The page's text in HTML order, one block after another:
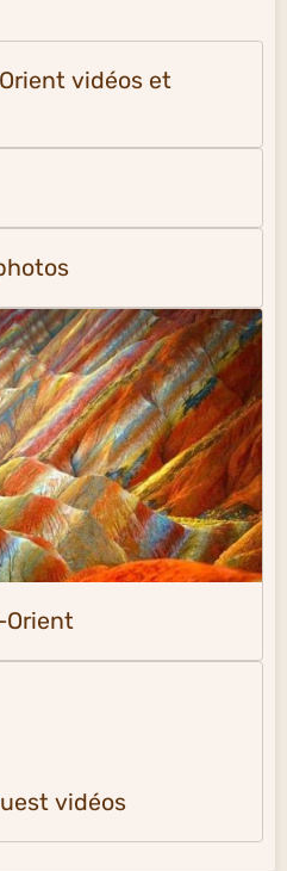
vidéos et
Orient
vidéos